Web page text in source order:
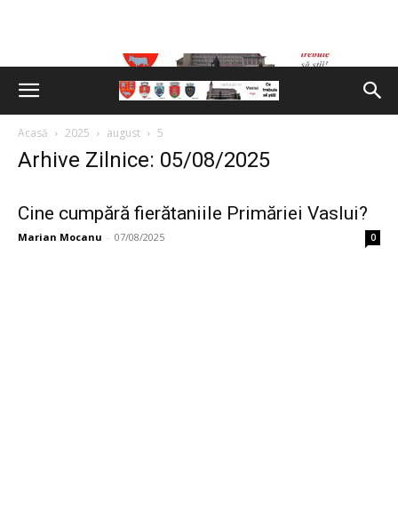
Acasă 2025 august 5
Arhive Zilnice: 05/08/2025
Cine cumpără fierătaniile Primăriei Vaslui?
Marian Mocanu - 07/08/2025 0